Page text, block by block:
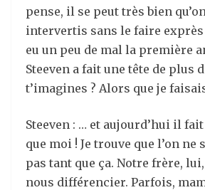
pense, il se peut très bien
intervertis sans le faire exprès
eu un peu de mal la première
Steeven a fait une tête de plus
t’imagines ? Alors que je
Steeven : … et aujourd’hui il
que moi ! Je trouve que l’on ne
pas tant que ça. Notre frère,
nous différencier. Parfois,